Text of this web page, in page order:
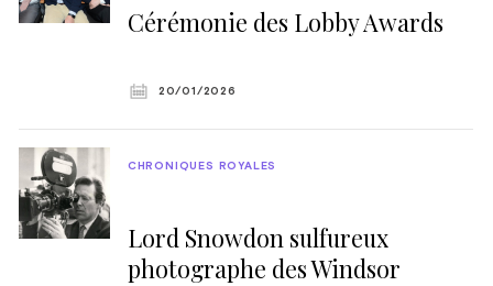
Cérémonie des Lobby Awards
20/01/2026
Lord Snowdon sulfureux
photographe des Windsor
CHRONIQUES ROYALES